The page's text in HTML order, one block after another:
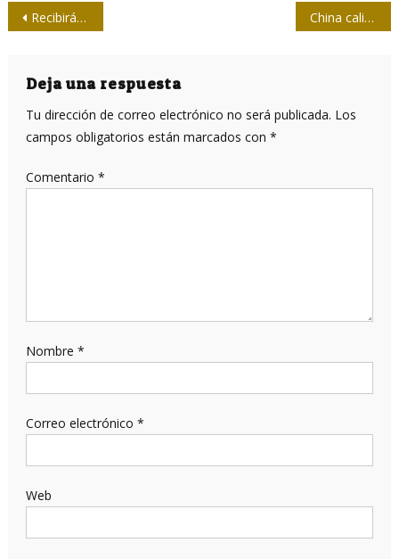
Navegación
entradas
Recibirá Patricio Wood premio de la Upec China califica a EEUU de “imperio hacker”
Deja una respuesta
Tu dirección de correo electrónico no será publicada. Los
campos obligatorios están marcados con *
Comentario *
Nombre *
Correo electrónico *
Web